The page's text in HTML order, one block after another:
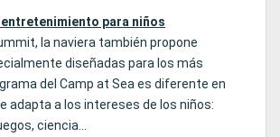
para niños
la naviera también propone
diseñadas para los más
del Camp at Sea es diferente en
adapta a los intereses de los niños:
ciencia...